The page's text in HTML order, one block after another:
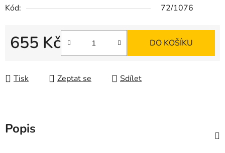
Kód:
72/1076
655 Kč DO KOŠÍKU
Tisk Zeptat se Sdílet
Popis